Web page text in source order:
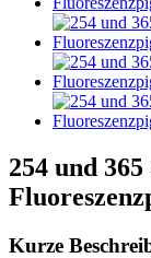
254 und
Kurze